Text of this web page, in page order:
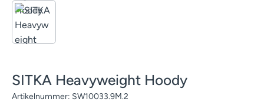
SITKA Heavyweight Hoody
Artikelnummer: SW10033.9M.2